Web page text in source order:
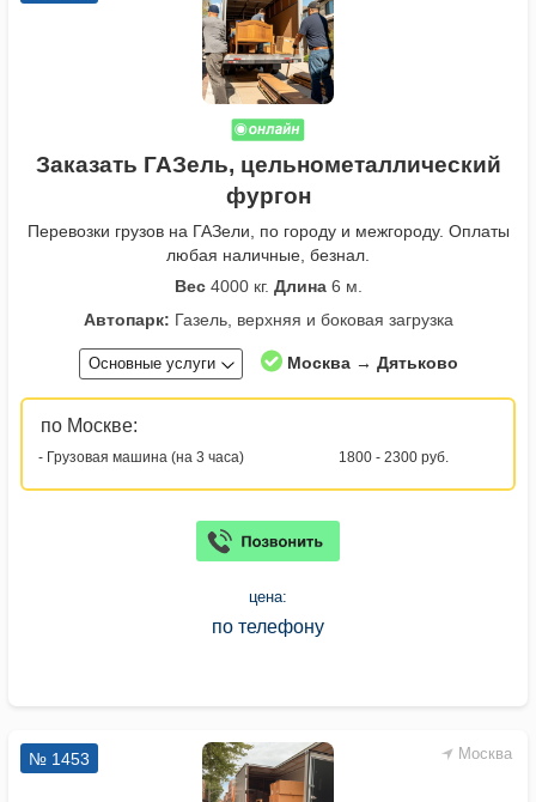
Заказать ГАЗель, цельнометаллический
фургон
Перевозки грузов на ГАЗели, по городу и межгороду. Оплаты
любая наличные, безнал.
Вес4000 кг. Длина6 м.
Автопарк: Газель, верхняя и боковая загрузка
Основные услуги Москва → Дятьково
по Москве:
- Грузовая машина (на 3 часа) 1800 - 2300 руб.
цена:
по телефону
Москва
№ 1453